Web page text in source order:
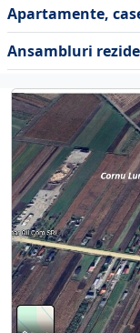
Apartamente,
Ansambluri